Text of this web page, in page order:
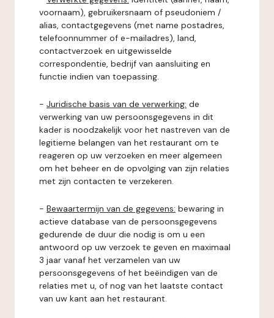
voornaam), gebruikersnaam of pseudoniem /
alias, contactgegevens (met name postadres,
telefoonnummer of e-mailadres), land,
contactverzoek en uitgewisselde
correspondentie, bedrijf van aansluiting en
functie indien van toepassing.
- Juridische basis van de verwerking: de
verwerking van uw persoonsgegevens in dit
kader is noodzakelijk voor het nastreven van de
legitieme belangen van het restaurant om te
reageren op uw verzoeken en meer algemeen
om het beheer en de opvolging van zijn relaties
met zijn contacten te verzekeren.
- Bewaartermijn van de gegevens: bewaring in
actieve database van de persoonsgegevens
gedurende de duur die nodig is om u een
antwoord op uw verzoek te geven en maximaal
3 jaar vanaf het verzamelen van uw
persoonsgegevens of het beëindigen van de
relaties met u, of nog van het laatste contact
van uw kant aan het restaurant.